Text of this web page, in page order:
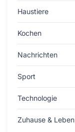
Haustiere
Kochen
Nachrichten
Sport
Technologie
Zuhause & Leben